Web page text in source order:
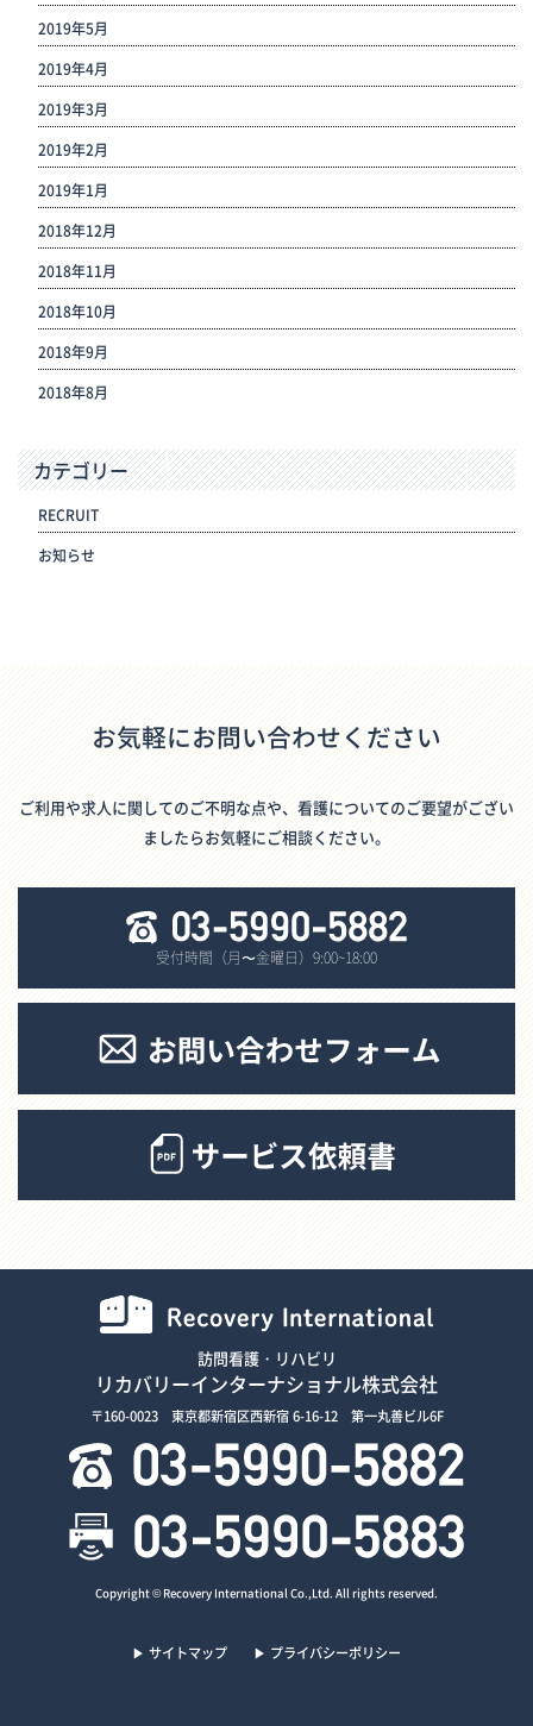
2019年5月
2019年4月
2019年3月
2019年2月
2019年1月
2018年12月
2018年11月
2018年10月
2018年9月
2018年8月
カテゴリー
RECRUIT
お知らせ
お気軽にお問い合わせください
ご利用や求人に関してのご不明な点や、看護についてのご要望がござい
ましたらお気軽にご相談ください。
受付時間（月〜金曜日）9:00~18:00
訪問看護・リハビリ
リカバリーインターナショナル株式会社
〒160-0023 東京都新宿区西新宿 6-16-12 第一丸善ビル6F
Copyright © Recovery International Co.,Ltd. All rights reserved.
▶ サイトマップ ▶ プライバシーポリシー